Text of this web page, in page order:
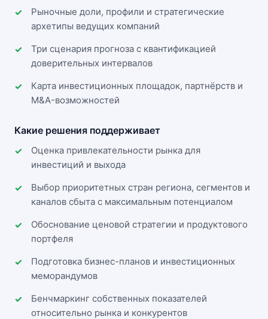
Рыночные доли, профили и стратегические
архетипы ведущих компаний
Три сценария прогноза с квантификацией
доверительных интервалов
Карта инвестиционных площадок, партнёрств и
M&A-возможностей
Какие решения поддерживает
Оценка привлекательности рынка для
инвестиций и выхода
Выбор приоритетных стран региона, сегментов и
каналов сбыта с максимальным потенциалом
Обоснование ценовой стратегии и продуктового
портфеля
Подготовка бизнес-планов и инвестиционных
меморандумов
Бенчмаркинг собственных показателей
относительно рынка и конкурентов